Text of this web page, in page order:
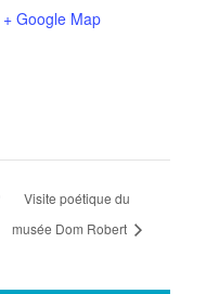
+ Google Map
Visite poétique du
musée Dom Robert